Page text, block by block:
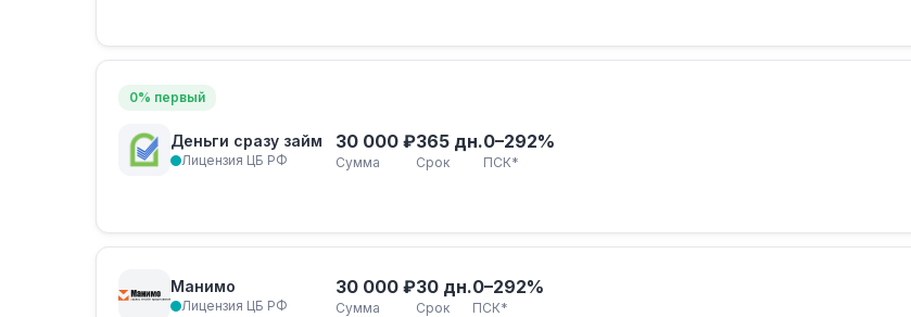
0% первый
Деньги сразу займ
Лицензия ЦБ РФ
30 000 ₽
Сумма
365 дн.
Срок
0–292%
ПСК*
Манимо
Лицензия ЦБ РФ
30 000 ₽
Сумма
30 дн.
Срок
0–292%
ПСК*